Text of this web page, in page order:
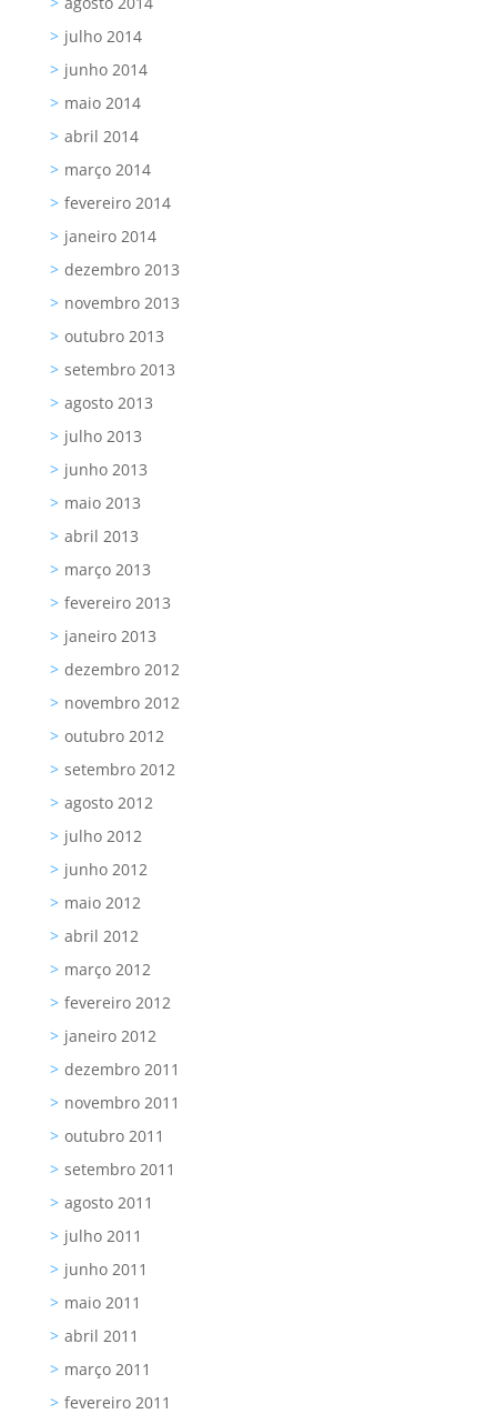
julho 2014
junho 2014
maio 2014
abril 2014
março 2014
fevereiro 2014
janeiro 2014
dezembro 2013
novembro 2013
outubro 2013
setembro 2013
agosto 2013
julho 2013
junho 2013
maio 2013
abril 2013
março 2013
fevereiro 2013
janeiro 2013
dezembro 2012
novembro 2012
outubro 2012
setembro 2012
agosto 2012
julho 2012
junho 2012
maio 2012
abril 2012
março 2012
fevereiro 2012
janeiro 2012
dezembro 2011
novembro 2011
outubro 2011
setembro 2011
agosto 2011
julho 2011
junho 2011
maio 2011
abril 2011
março 2011
fevereiro 2011